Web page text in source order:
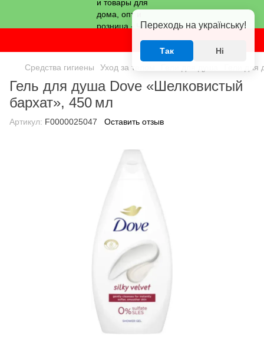
Средства гигиены Уход за телом Гели для
Гель для душа Dove «Шелковистый
бархат», 450 мл
Артикул: F0000025047 Оставить отзыв
Переходь на українську!
Так Ні